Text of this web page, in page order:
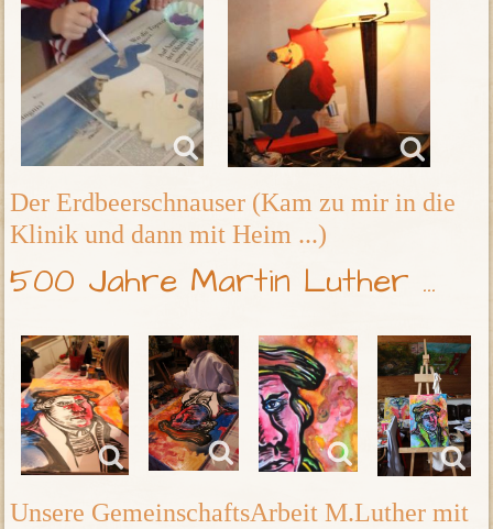
Der Erdbeerschnauser (Kam zu mir in die
Klinik und dann mit Heim ...)
500 Jahre Martin Luther ...
Unsere GemeinschaftsArbeit M.Luther mit